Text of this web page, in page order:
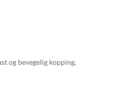
og bevegelig kopping.